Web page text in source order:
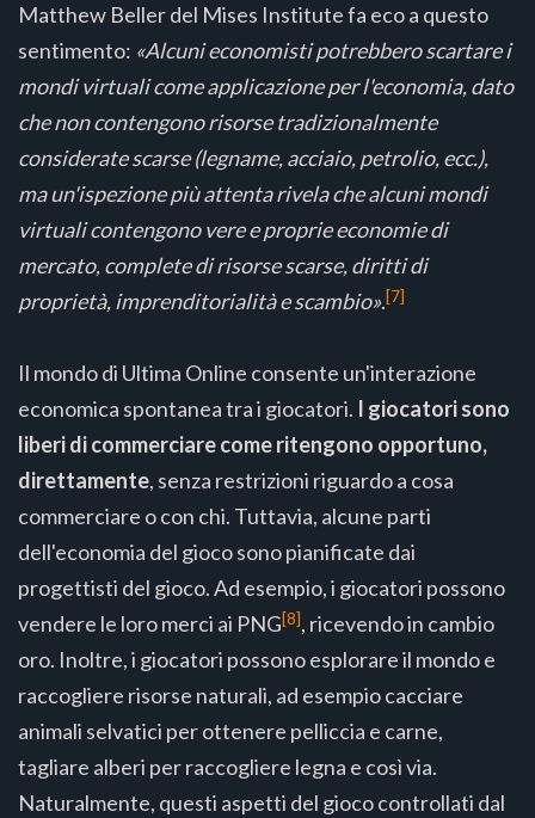
Matthew Beller del Mises Institute fa eco a questo
sentimento: «Alcuni economisti potrebbero scartare i
mondi virtuali come applicazione per l'economia, dato
che non contengono risorse tradizionalmente
considerate scarse (legname, acciaio, petrolio, ecc.),
ma un'ispezione più attenta rivela che alcuni mondi
virtuali contengono vere e proprie economie di
mercato, complete di risorse scarse, diritti di
proprietà, imprenditorialità e scambio».[7]
Il mondo di Ultima Online consente un'interazione
economica spontanea tra i giocatori. I giocatori sono
liberi di commerciare come ritengono opportuno,
direttamente, senza restrizioni riguardo a cosa
commerciare o con chi. Tuttavia, alcune parti
dell'economia del gioco sono pianificate dai
progettisti del gioco. Ad esempio, i giocatori possono
vendere le loro merci ai PNG[8], ricevendo in cambio
oro. Inoltre, i giocatori possono esplorare il mondo e
raccogliere risorse naturali, ad esempio cacciare
animali selvatici per ottenere pelliccia e carne,
tagliare alberi per raccogliere legna e così via.
Naturalmente, questi aspetti del gioco controllati dal